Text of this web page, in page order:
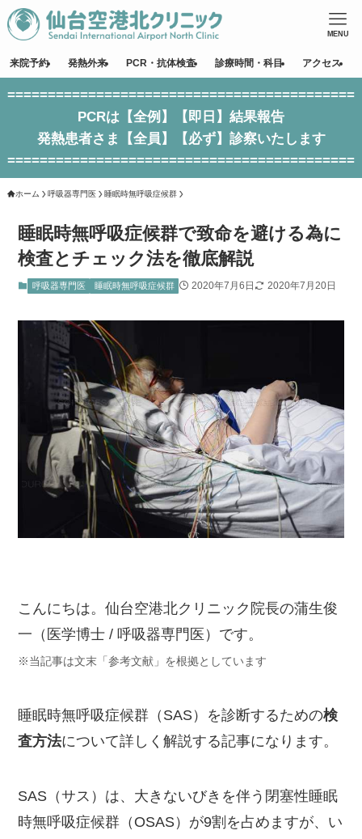
MENU
来院予約 発熱外来 PCR・抗体検査 診療時間・科目 アクセス
===========================================
PCRは【全例】【即日】結果報告
発熱患者さま【全員】【必ず】診察いたします
===========================================
ホーム 呼吸器専門医 睡眠時無呼吸症候群
睡眠時無呼吸症候群で致命を避ける為に
検査とチェック法を徹底解説
呼吸器専門医 睡眠時無呼吸症候群 2020年7月6日 2020年7月20日
こんにちは。仙台空港北クリニック院長の蒲生俊
一（医学博士 / 呼吸器専門医）です。
※当記事は文末「参考文献」を根拠としています
睡眠時無呼吸症候群（SAS）を診断するための検
査方法について詳しく解説する記事になります。
SAS（サス）は、大きないびきを伴う閉塞性睡眠
時無呼吸症候群（OSAS）が9割を占めますが、い